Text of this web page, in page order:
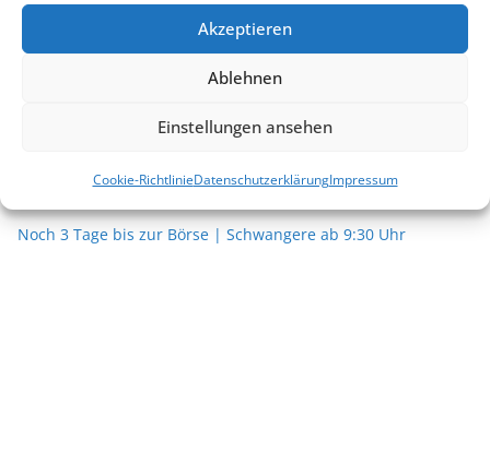
Akzeptieren
Ablehnen
Einstellungen ansehen
Cookie-RichtlinieDatenschutzerklärungImpressum
Liebe Zeppelinbörsen-Freunde, liebe Helferinnen und Helfer
Leider keine Herbstbörse 2025
Noch wenige Stunden bis zur Börse | Schwangere ab 9:30
Noch 3 Tage bis zur Börse | Schwangere ab 9:30 Uhr